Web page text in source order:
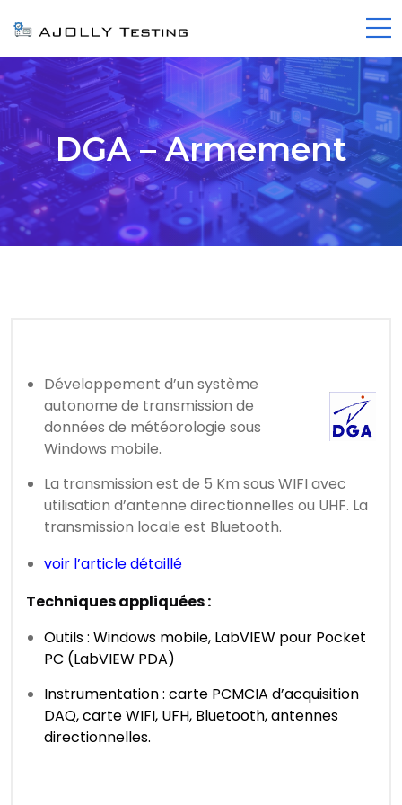
DGA – Armement
Développement d’un système
autonome de transmission de
données de météorologie sous
Windows mobile.
La transmission est de 5 Km sous WIFI avec
utilisation d’antenne directionnelles ou UHF. La
transmission locale est Bluetooth.
voir l’article détaillé
Techniques appliquées :
Outils : Windows mobile, LabVIEW pour Pocket
PC (LabVIEW PDA)
Instrumentation : carte PCMCIA d’acquisition
DAQ, carte WIFI, UFH, Bluetooth, antennes
directionnelles.